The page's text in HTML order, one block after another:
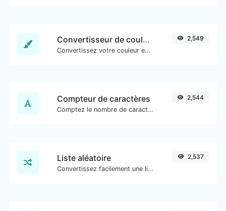
Convertisseur de couleurs
Convertissez votre couleur en plusieurs autres formats.
2,549
Compteur de caractères
Comptez le nombre de caractères et de mots d'un texte donné.
2,544
Liste aléatoire
Convertissez facilement une liste de texte donné en une liste aléatoire.
2,537